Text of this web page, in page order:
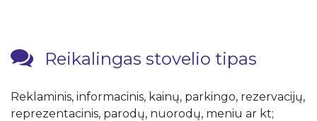
Reikalingas stovelio tipas
Reklaminis, informacinis, kainų, parkingo, rezervacijų,
reprezentacinis, parodų, nuorodų, meniu ar kt;